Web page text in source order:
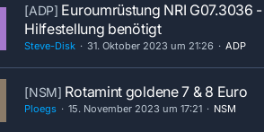
[ADP] Euroumrüstung NRI G07.3036 -
Hilfestellung benötigt
Steve-Disk 31. Oktober 2023 um 21:26 ADP
[NSM] Rotamint goldene 7 & 8 Euro
Ploegs 15. November 2023 um 17:21 NSM